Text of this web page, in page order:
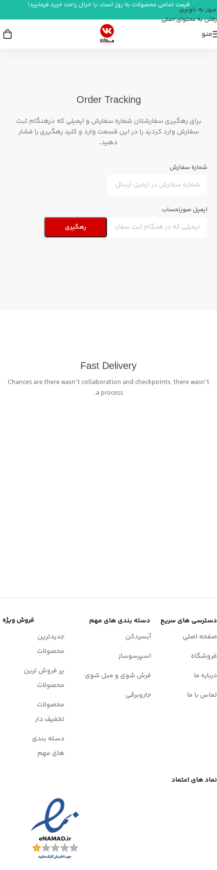
عبور به ناوبری
رفتن به محتوای اصلی
قیمت تمامی محصولات به روز است، با خیال راحت خرید فرمایید!
منو
Order Tracking
برای رهگیری سفارشتان شماره سفارش و ایمیلی که درهنگام ثبت
سفارش وارد کردید را در این قسمت وارد و کلید رهگیری را فشار
دهید.
شماره سفارش
ایمیل صورتحساب
رهگیری
Fast Delivery
Chances are there wasn’t collaboration and checkpoints, there wasn’t
a process.
دسترسی های سریع دسته بندی های مهم
فروش ویژه
صفحه اصلی
فروشگاه
درباره ما
تماس با ما
آبسردکن
اسپرسوساز
فرش شوی و مبل شوی
جاروبرقی
جدیدترین
محصولات
پر فروش ترین
محصولات
محصولات
تخفیف دار
دسته بندی
های مهم
نماد های اعتماد